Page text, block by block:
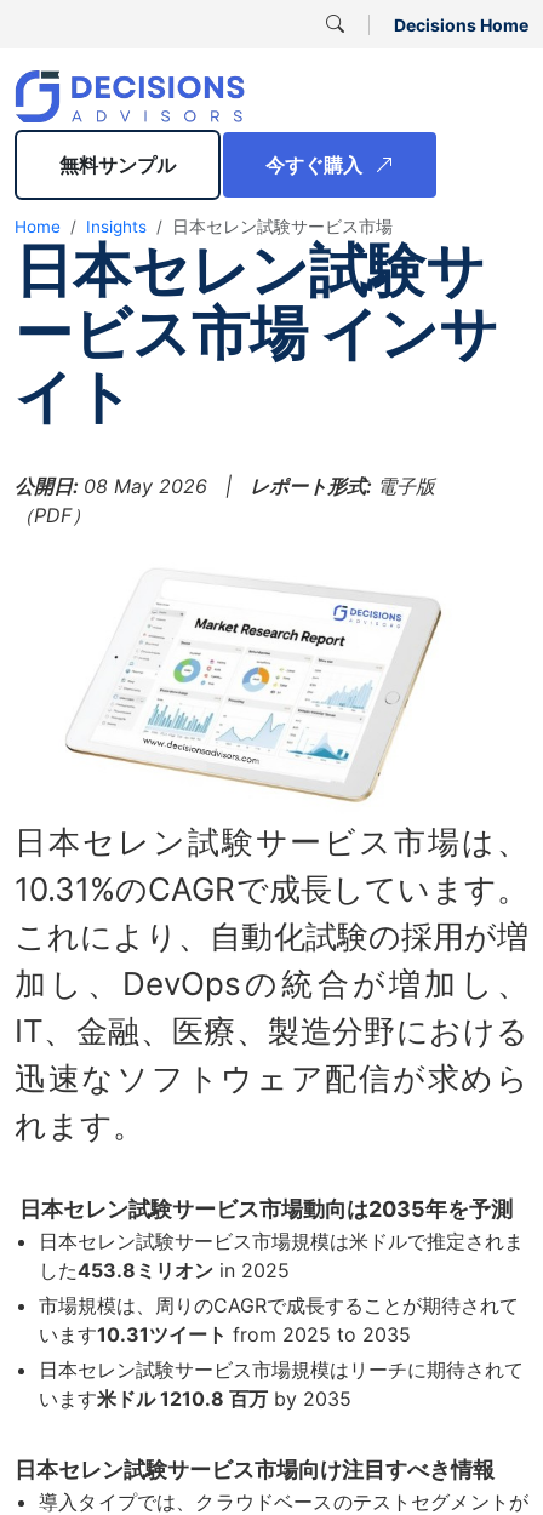
Decisions Home
無料サンプル 今すぐ購入
Home Insights 日本セレン試験サービス市場
日本セレン試験サ
ービス市場 インサ
イト
公開日: 08 May 2026 | レポート形式: 電子版
（PDF）
日本セレン試験サービス市場は、
10.31%のCAGRで成長しています。
これにより、自動化試験の採用が増
加し、DevOpsの統合が増加し、
IT、金融、医療、製造分野における
迅速なソフトウェア配信が求めら
れます。
日本セレン試験サービス市場動向は2035年を予測
日本セレン試験サービス市場規模は米ドルで推定されま
した453.8ミリオン in 2025
市場規模は、周りのCAGRで成長することが期待されて
います10.31ツイート from 2025 to 2035
日本セレン試験サービス市場規模はリーチに期待されて
います米ドル 1210.8 百万 by 2035
日本セレン試験サービス市場向け注目すべき情報
導入タイプでは、クラウドベースのテストセグメントが